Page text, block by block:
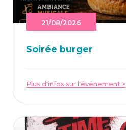
21/08/2026
Soi­rée burger
Plus d'infos sur l'événement >